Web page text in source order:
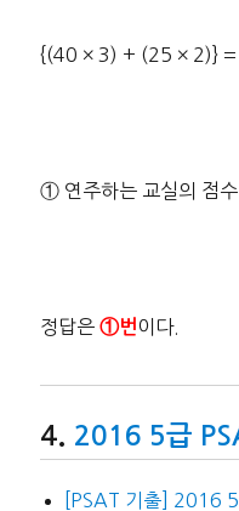
{(40 × 3) + (25 × 2)}
① 연주하는 교실의 점
정답은①번 이다.
2016 5급
[PSAT 기출] 2016